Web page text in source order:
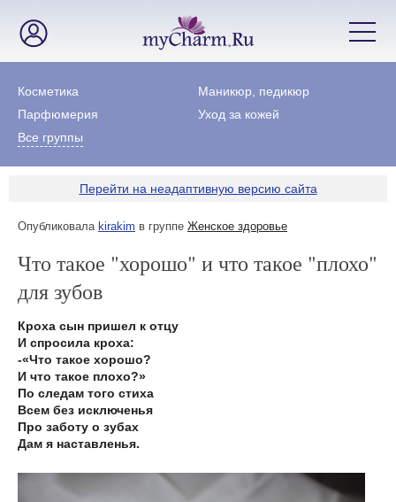
Косметика
Маникюр, педикюр
Парфюмерия
Уход за кожей
Все группы
Перейти на неадаптивную версию сайта
Опубликовала kirakim в группе Женское здоровье
Что такое "хорошо" и что такое "плохо"
для зубов
Кроха сын пришел к отцу
И спросила кроха:
-«Что такое хорошо?
И что такое плохо?»
По следам того стиха
Всем без исключенья
Про заботу о зубах
Дам я наставленья.